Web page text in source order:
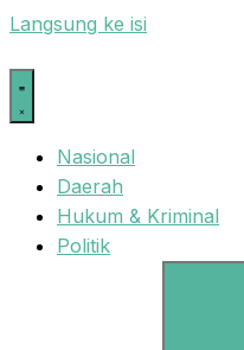
Langsung ke isi
Nasional
Daerah
Hukum & Kriminal
Politik